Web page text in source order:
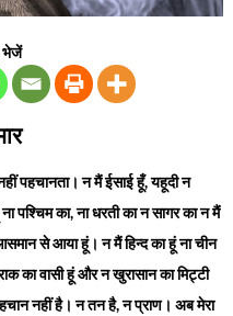
भेजें
पहचानता। न मैं ईसाई हूँ, यहूदी न
पश्चिम का, ना धरती का न सागर का न मैं
से आया हूं। न मैं हिन्द का हूं ना चीन
का वासी हूं और न खुरासान का मिट्टी
नहीं है। न तन है, न प्राण। अब मेरा